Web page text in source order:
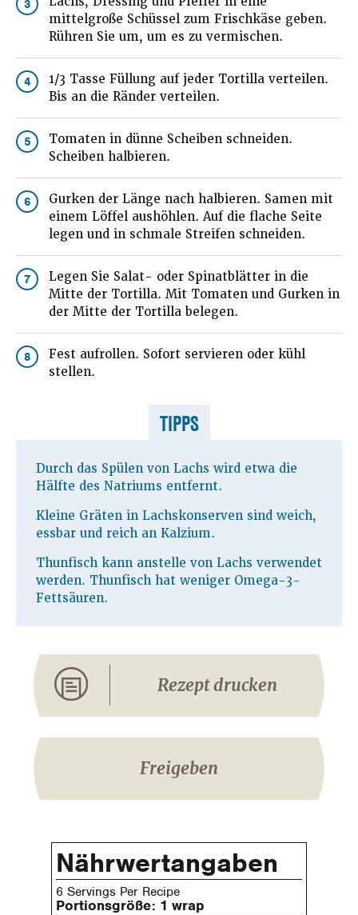
3
mittelgroße Schüssel zum Frischkäse geben.
Rühren Sie um, um es zu vermischen.
4
1/3 Tasse Füllung auf jeder Tortilla verteilen.
Bis an die Ränder verteilen.
5
Tomaten in dünne Scheiben schneiden.
Scheiben halbieren.
6
Gurken der Länge nach halbieren. Samen mit
einem Löffel aushöhlen. Auf die flache Seite
legen und in schmale Streifen schneiden.
7
Legen Sie Salat- oder Spinatblätter in die
Mitte der Tortilla. Mit Tomaten und Gurken in
der Mitte der Tortilla belegen.
8
Fest aufrollen. Sofort servieren oder kühl
stellen.
TIPPS
Durch das Spülen von Lachs wird etwa die
Hälfte des Natriums entfernt.
Kleine Gräten in Lachskonserven sind weich,
essbar und reich an Kalzium.
Thunfisch kann anstelle von Lachs verwendet
werden. Thunfisch hat weniger Omega-3-
Fettsäuren.
Rezept drucken
Freigeben
Nährwertangaben
6 Servings Per Recipe
Portionsgröße: 1 wrap